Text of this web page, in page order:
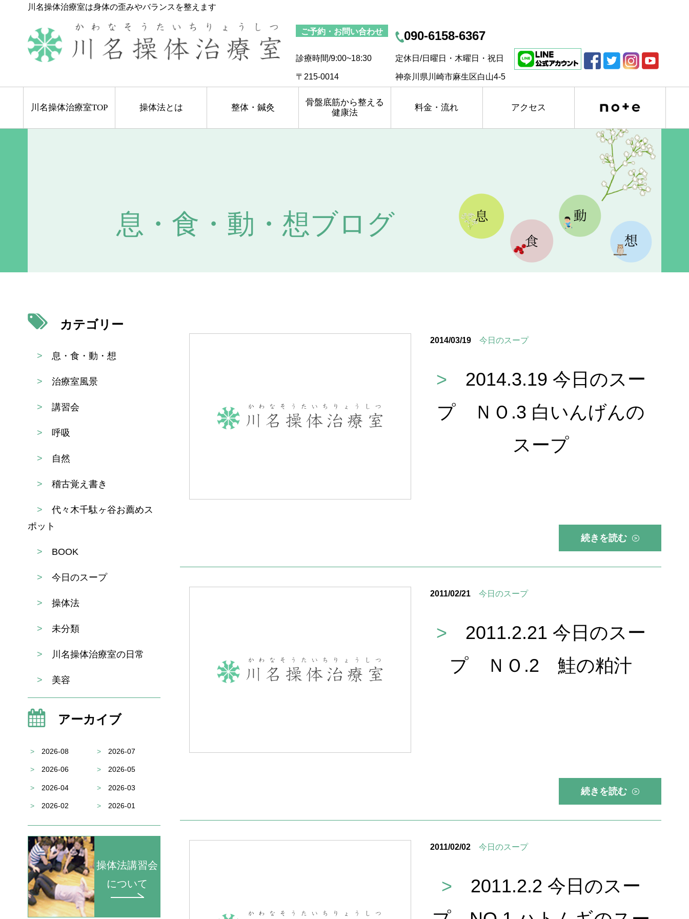
川名操体治療室は身体の歪みやバランスを整えます
ご予約・お問い合わせ 090-6158-6367
診療時間/9:00~18:30 定休日/日曜日・木曜日・祝日
〒215-0014 神奈川県川崎市麻生区白山4-5
川名操体治療室TOP 操体法とは 整体・鍼灸
骨盤底筋から整える
健康法
料金・流れ アクセス
息・食・動・想ブログ
2014/03/19 今日のスープ
>
2014.3.19 今日のスー
プ ＮＯ.3 白いんげんの
スープ
続きを読む >
2011/02/21 今日のスープ
>
2011.2.21 今日のスー
プ ＮＯ.2 鮭の粕汁
続きを読む >
2011/02/02 今日のスープ
>
2011.2.2 今日のスー
カテゴリー
> 息・食・動・想
> 治療室風景
> 講習会
> 呼吸
> 自然
> 稽古覚え書き
>
代々木千駄ヶ谷お薦めス
ポット
> BOOK
> 今日のスープ
> 操体法
> 未分類
> 川名操体治療室の日常
> 美容
アーカイブ
> 2026-08 > 2026-07
> 2026-06 > 2026-05
> 2026-04 > 2026-03
> 2026-02 > 2026-01
操体法講習会
について